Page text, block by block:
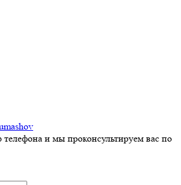
телефона и мы проконсультируем вас по